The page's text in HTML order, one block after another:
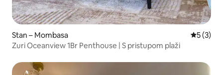
Stan – Mombasa
5 (3)
Zuri Oceanview 1Br Penthouse | S pristupom plaži